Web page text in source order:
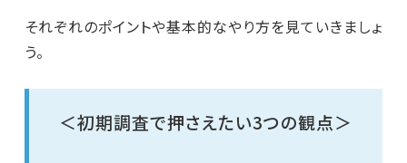
それぞれのポイントや基本的なやり方を見ていきましょ
う。
＜初期調査で押さえたい3つの観点＞